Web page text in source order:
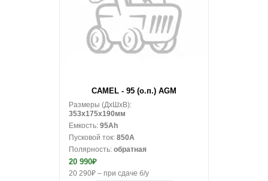
CAMEL - 95 (о.п.) AGM
Размеры (ДxШxВ):
353x175x190мм
Емкость: 95Ah
Пусковой ток: 850A
Полярность: обратная
20 990₽
20 290₽ – при сдаче б/у